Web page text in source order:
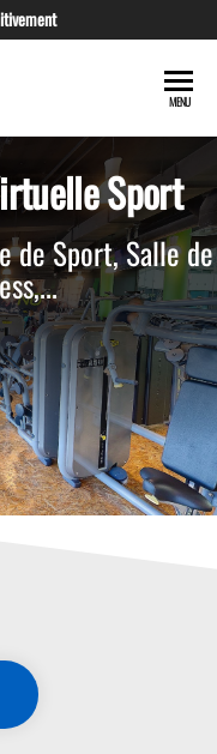
POUR
MENU
Sport
de Sport, Salle de